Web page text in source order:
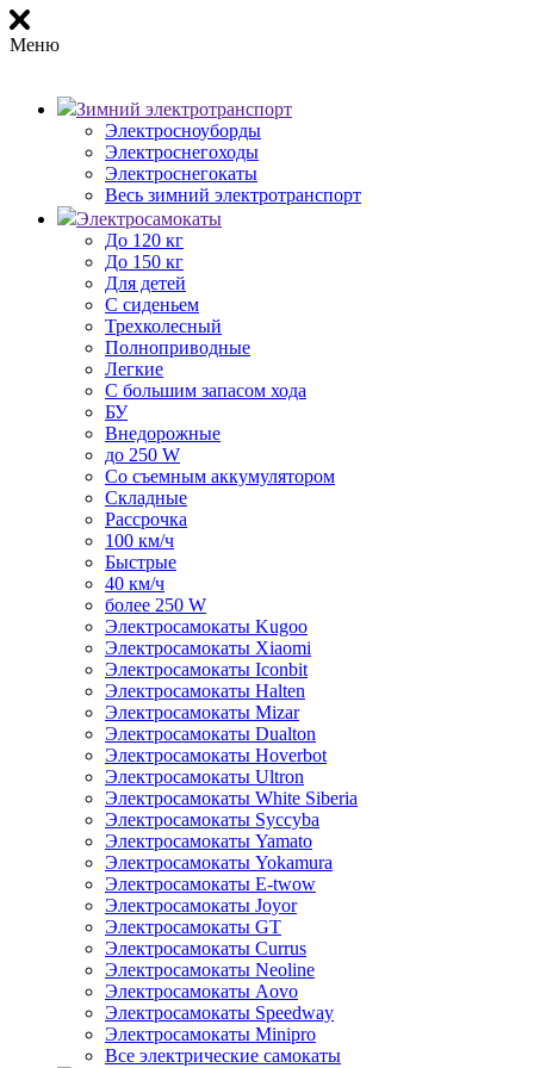
Меню
Зимний электротранспорт
Электросноуборды
Электроснегоходы
Электроснегокаты
Весь зимний электротранспорт
Электросамокаты
До 120 кг
До 150 кг
Для детей
С сиденьем
Трехколесный
Полноприводные
Легкие
С большим запасом хода
БУ
Внедорожные
до 250 W
Со съемным аккумулятором
Складные
Рассрочка
100 км/ч
Быстрые
40 км/ч
более 250 W
Электросамокаты Kugoo
Электросамокаты Xiaomi
Электросамокаты Iconbit
Электросамокаты Halten
Электросамокаты Mizar
Электросамокаты Dualton
Электросамокаты Hoverbot
Электросамокаты Ultron
Электросамокаты White Siberia
Электросамокаты Syccyba
Электросамокаты Yamato
Электросамокаты Yokamura
Электросамокаты E-twow
Электросамокаты Joyor
Электросамокаты GT
Электросамокаты Currus
Электросамокаты Neoline
Электросамокаты Aovo
Электросамокаты Speedway
Электросамокаты Minipro
Все электрические самокаты